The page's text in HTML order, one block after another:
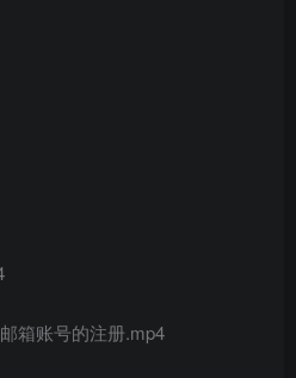
箱账号的注册.mp4